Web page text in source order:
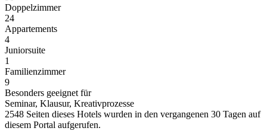
Doppelzimmer
24
Appartements
4
Juniorsuite
1
Familienzimmer
9
Besonders geeignet für
Seminar, Klausur, Kreativprozesse
2548 Seiten dieses Hotels wurden in den vergangenen 30 Tagen auf
diesem Portal aufgerufen.